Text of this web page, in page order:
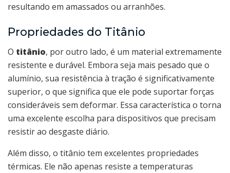
resultando em amassados ou arranhões.
Propriedades do Titânio
O titânio, por outro lado, é um material extremamente
resistente e durável. Embora seja mais pesado que o
alumínio, sua resistência à tração é significativamente
superior, o que significa que ele pode suportar forças
consideráveis sem deformar. Essa característica o torna
uma excelente escolha para dispositivos que precisam
resistir ao desgaste diário.
Além disso, o titânio tem excelentes propriedades
térmicas. Ele não apenas resiste a temperaturas